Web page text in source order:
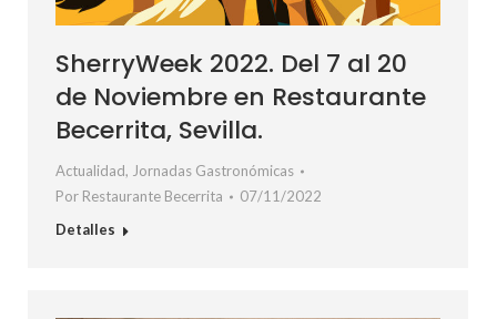
SherryWeek 2022. Del 7 al 20
de Noviembre en Restaurante
Becerrita, Sevilla.
Actualidad, Jornadas Gastronómicas
Por Restaurante Becerrita
07/11/2022
Detalles